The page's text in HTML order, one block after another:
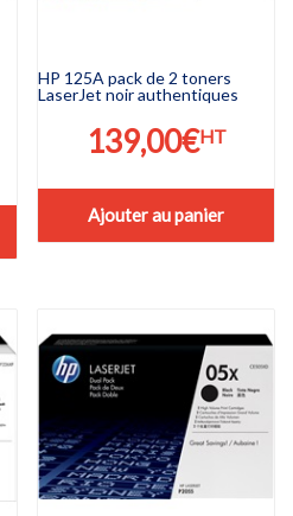
HP 125A pack de 2 toners
LaserJet noir authentiques
139,00€HT
Ajouter au panier